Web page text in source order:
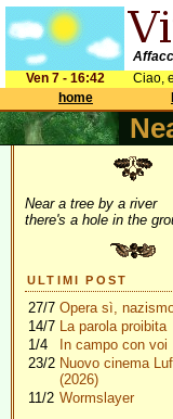
Ven 7 - 16:42
Ciao,
home
Near a tree by a river
there's a hole in the
ULTIMI POST
27/7 Opera sì,
14/7 La parola proibita
1/4
In campo con voi
23/2 Nuovo cinema
(2026)
11/2 Wormslayer